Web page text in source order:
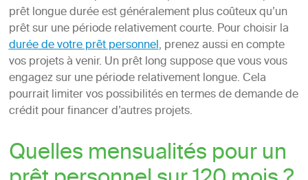
prêt longue durée est généralement plus coûteux qu’un
prêt sur une période relativement courte. Pour choisir la
durée de votre prêt personnel, prenez aussi en compte
vos projets à venir. Un prêt long suppose que vous vous
engagez sur une période relativement longue. Cela
pourrait limiter vos possibilités en termes de demande de
crédit pour financer d’autres projets.
Quelles mensualités pour un